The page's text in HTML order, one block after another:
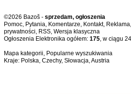
©2026 Bazoš - sprzedam, ogłoszenia
Pomoc, Pytania, Komentarze, Kontakt, Reklama,
prywatności, RSS,
Ogłoszenia Elektronika ogółem: 175, w ciągu
Mapa kategorii, Popularne wyszukiwania
Kraje: Polska, Czechy, Słowacja,Austria